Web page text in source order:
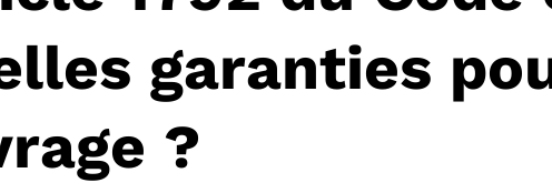
garanties
?